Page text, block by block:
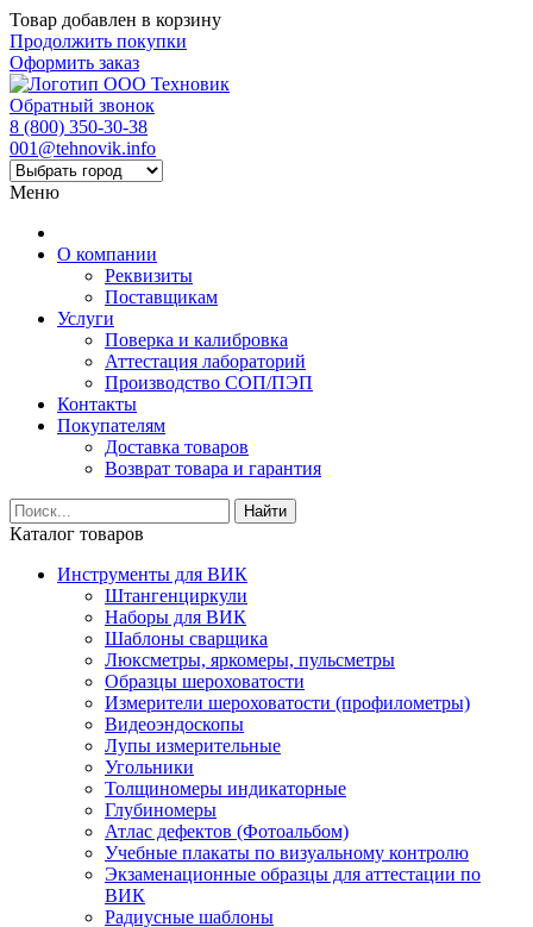
Товар добавлен в корзину
Продолжить покупки
Оформить заказ
Обратный звонок
8 (800) 350-30-38
001@tehnovik.info
Меню
О компании
Реквизиты
Поставщикам
Услуги
Поверка и калибровка
Аттестация лабораторий
Производство СОП/ПЭП
Контакты
Покупателям
Доставка товаров
Возврат товара и гарантия
Найти
Каталог товаров
Инструменты для ВИК
Штангенциркули
Наборы для ВИК
Шаблоны сварщика
Люксметры, яркомеры, пульсметры
Образцы шероховатости
Измерители шероховатости (профилометры)
Видеоэндоскопы
Лупы измерительные
Угольники
Толщиномеры индикаторные
Глубиномеры
Атлас дефектов (Фотоальбом)
Учебные плакаты по визуальному контролю
Экзаменационные образцы для аттестации по
ВИК
Радиусные шаблоны